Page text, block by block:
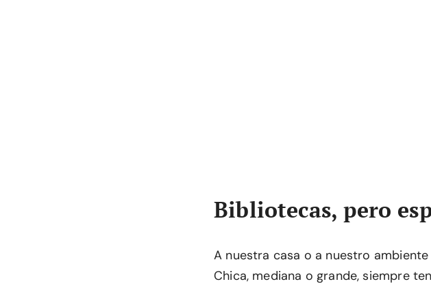
Bibliotecas, pero
A nuestra casa o a nuestro
Chica, mediana o grande, siempre